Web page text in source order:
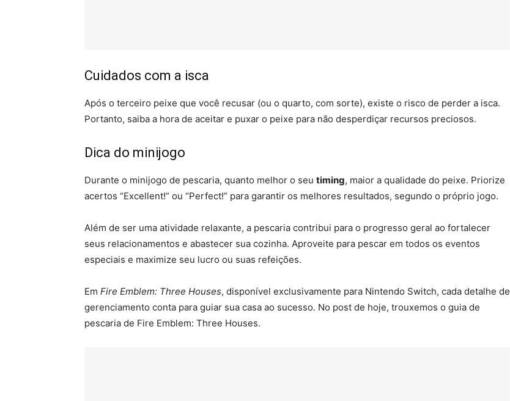
Cuidados com a isca
Após o terceiro peixe que você recusar (ou o quarto, com sorte), existe o risco de perder a isca.
Portanto, saiba a hora de aceitar e puxar o peixe para não desperdiçar recursos preciosos.
Dica do minijogo
Durante o minijogo de pescaria, quanto melhor o seu timing, maior a qualidade do peixe. Priorize
acertos “Excellent!” ou “Perfect!” para garantir os melhores resultados, segundo o próprio jogo.
Além de ser uma atividade relaxante, a pescaria contribui para o progresso geral ao fortalecer
seus relacionamentos e abastecer sua cozinha. Aproveite para pescar em todos os eventos
especiais e maximize seu lucro ou suas refeições.
Em Fire Emblem: Three Houses, disponível exclusivamente para Nintendo Switch, cada detalhe de
gerenciamento conta para guiar sua casa ao sucesso. No post de hoje, trouxemos o guia de
pescaria de Fire Emblem: Three Houses.